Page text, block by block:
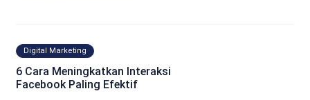
Digital Marketing
6 Cara Meningkatkan Interaksi
Facebook Paling Efektif